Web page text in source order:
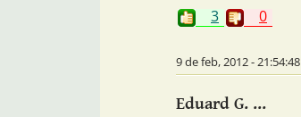
3
0
9 de feb, 2012 - 21:54:48
Eduard G. ...